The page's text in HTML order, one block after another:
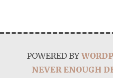
POWERED BY
NEVER ENOUGH